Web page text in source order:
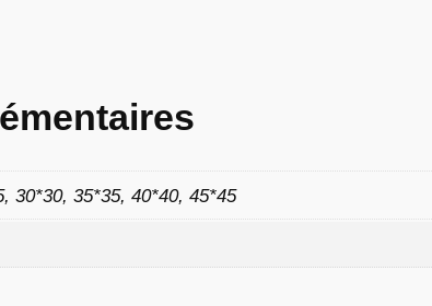
30*30, 35*35, 40*40, 45*45